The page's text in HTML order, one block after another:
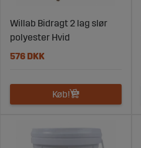
Willab Bidragt 2 lag slør
polyester Hvid
576 DKK
Køb!